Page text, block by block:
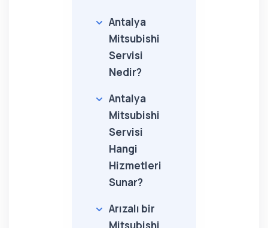
Antalya
Mitsubishi
Servisi
Nedir?
Antalya
Mitsubishi
Servisi
Hangi
Hizmetleri
Sunar?
Arızalı bir